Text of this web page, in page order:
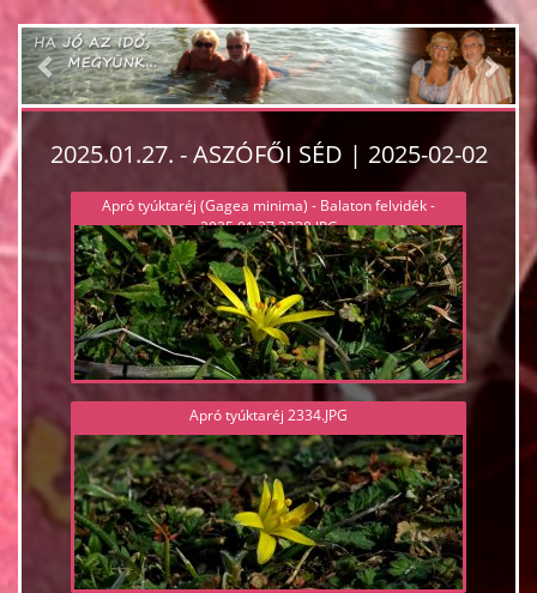
Previous
2025.01.27. - ASZÓFŐI SÉD | 2025-02-02
Apró tyúktaréj (Gagea minima) - Balaton felvidék -
2025.01.27 2338.JPG
Apró tyúktaréj 2334.JPG